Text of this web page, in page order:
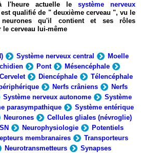
l'heure actuelle le système nerveux
qualifié de " deuxième cerveau ", vu le
qu'il contient et ses rôles
le cerveau lui-même
Système nerveux central
Moelle
Pont
Mésencéphale
Cervelet Diencéphale
Télencéphale
Nerfs crâniens
Nerfs
Système nerveux autonome
Système
parasympathique
Système entérique
Neurones
Cellules gliales (névroglie)
Neurophysiologie
Potentiels
membranaires
Transporteurs
Neurotransmetteurs Synapses